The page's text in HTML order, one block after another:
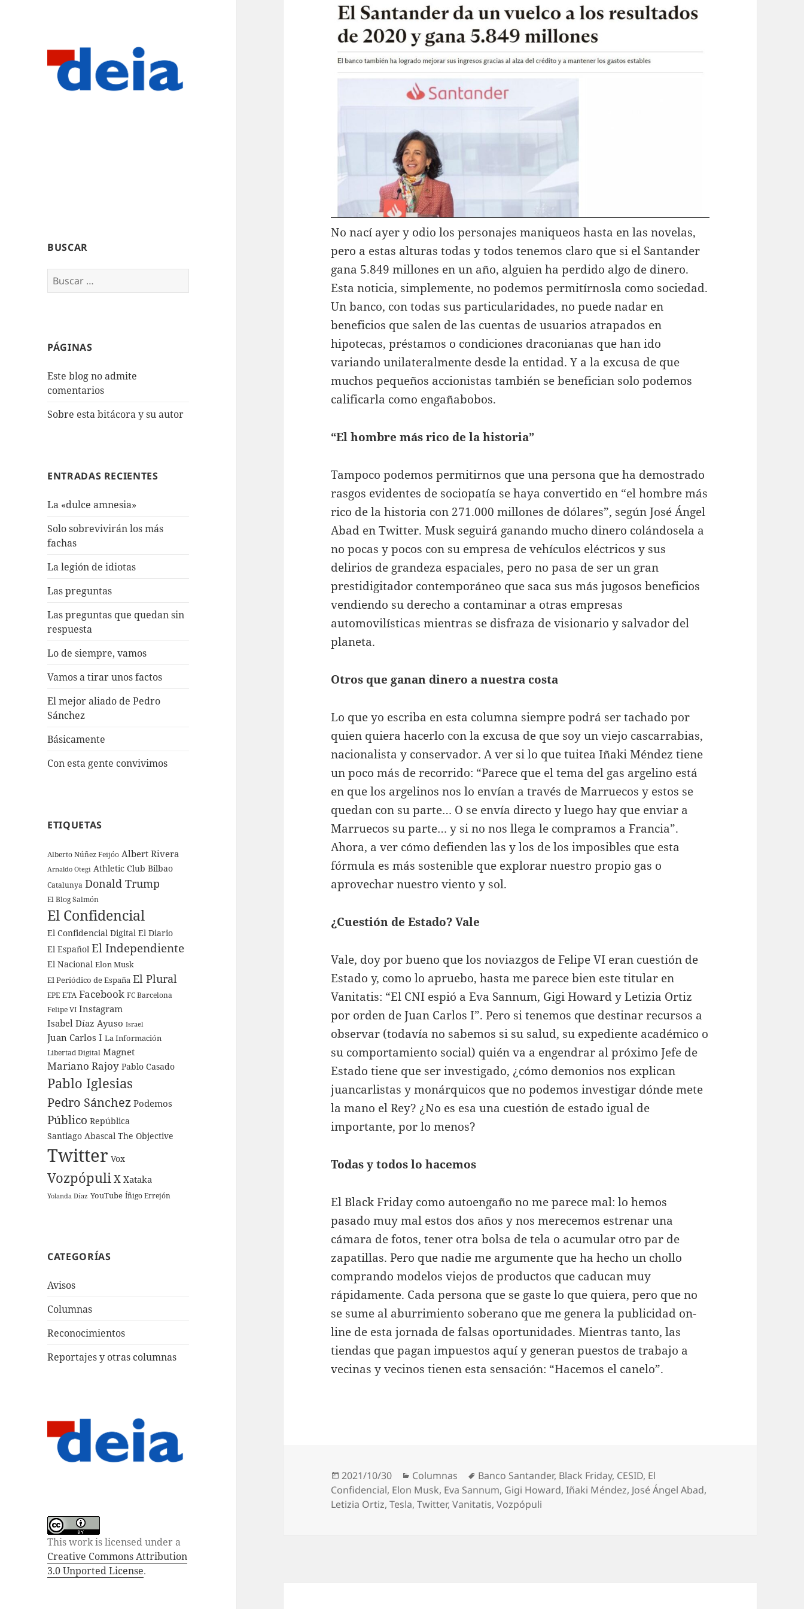
BUSCAR
Buscar:
PÁGINAS
Este blog no admite
comentarios
Sobre esta bitácora y su autor
ENTRADAS RECIENTES
La «dulce amnesia»
Solo sobrevivirán los más
fachas
La legión de idiotas
Las preguntas
Las preguntas que quedan sin
respuesta
Lo de siempre, vamos
Vamos a tirar unos factos
El mejor aliado de Pedro
Sánchez
Básicamente
Con esta gente convivimos
ETIQUETAS
Alberto Núñez Feijóo Albert Rivera
Arnaldo Otegi Athletic Club Bilbao
Catalunya Donald Trump
El Blog Salmón
El Confidencial
El Confidencial Digital El Diario
El Español El Independiente
El Nacional Elon Musk
El Periódico de España El Plural
EPE ETA Facebook FC Barcelona
Felipe VI Instagram
Isabel Díaz Ayuso Israel
Juan Carlos I La Información
Libertad Digital Magnet
Mariano Rajoy Pablo Casado
Pablo Iglesias
Pedro Sánchez Podemos
Público República
Santiago Abascal The Objective
Twitter Vox
Vozpópuli X Xataka
Yolanda Díaz YouTube Íñigo Errejón
CATEGORÍAS
Avisos
Columnas
Reconocimientos
Reportajes y otras columnas
This work is licensed under a
Creative Commons Attribution
3.0 Unported License.
No nací ayer y odio los personajes maniqueos hasta en las novelas,
pero a estas alturas todas y todos tenemos claro que si el Santander
gana 5.849 millones en un año, alguien ha perdido algo de dinero.
Esta noticia, simplemente, no podemos permitírnosla como sociedad.
Un banco, con todas sus particularidades, no puede nadar en
beneficios que salen de las cuentas de usuarios atrapados en
hipotecas, préstamos o condiciones draconianas que han ido
variando unilateralmente desde la entidad. Y a la excusa de que
muchos pequeños accionistas también se benefician solo podemos
calificarla como engañabobos.
“El hombre más rico de la historia”
Tampoco podemos permitirnos que una persona que ha demostrado
rasgos evidentes de sociopatía se haya convertido en “el hombre más
rico de la historia con 271.000 millones de dólares”, según José Ángel
Abad en Twitter. Musk seguirá ganando mucho dinero colándosela a
no pocas y pocos con su empresa de vehículos eléctricos y sus
delirios de grandeza espaciales, pero no pasa de ser un gran
prestidigitador contemporáneo que saca sus más jugosos beneficios
vendiendo su derecho a contaminar a otras empresas
automovilísticas mientras se disfraza de visionario y salvador del
planeta.
Otros que ganan dinero a nuestra costa
Lo que yo escriba en esta columna siempre podrá ser tachado por
quien quiera hacerlo con la excusa de que soy un viejo cascarrabias,
nacionalista y conservador. A ver si lo que tuitea Iñaki Méndez tiene
un poco más de recorrido: “Parece que el tema del gas argelino está
en que los argelinos nos lo envían a través de Marruecos y estos se
quedan con su parte… O se envía directo y luego hay que enviar a
Marruecos su parte… y si no nos llega le compramos a Francia”.
Ahora, a ver cómo defienden las y los de los imposibles que esta
fórmula es más sostenible que explorar nuestro propio gas o
aprovechar nuestro viento y sol.
¿Cuestión de Estado? Vale
Vale, doy por bueno que los noviazgos de Felipe VI eran cuestión de
Estado y, como lo apruebo, hasta me parece bien este titular en
Vanitatis: “El CNI espió a Eva Sannum, Gigi Howard y Letizia Ortiz
por orden de Juan Carlos I”. Pero si tenemos que destinar recursos a
observar (todavía no sabemos si su salud, su expediente académico o
su comportamiento social) quién va a engendrar al próximo Jefe de
Estado tiene que ser investigado, ¿cómo demonios nos explican
juancarlistas y monárquicos que no podemos investigar dónde mete
la mano el Rey? ¿No es esa una cuestión de estado igual de
importante, por lo menos?
Todas y todos lo hacemos
El Black Friday como autoengaño no me parece mal: lo hemos
pasado muy mal estos dos años y nos merecemos estrenar una
cámara de fotos, tener otra bolsa de tela o acumular otro par de
zapatillas. Pero que nadie me argumente que ha hecho un chollo
comprando modelos viejos de productos que caducan muy
rápidamente. Cada persona que se gaste lo que quiera, pero que no
se sume al aburrimiento soberano que me genera la publicidad on-
line de esta jornada de falsas oportunidades. Mientras tanto, las
tiendas que pagan impuestos aquí y generan puestos de trabajo a
vecinas y vecinos tienen esta sensación: “Hacemos el canelo”.
Publicado
el
2021/10/30 Categorías
Columnas Etiquetas
Banco Santander, Black Friday, CESID, El
Confidencial, Elon Musk, Eva Sannum, Gigi Howard,Iñaki Méndez, José Ángel Abad,
Letizia Ortiz,Tesla,Twitter,Vanitatis,Vozpópuli